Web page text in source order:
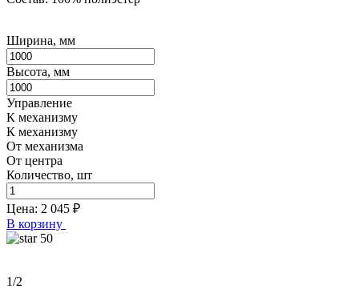
Ширина, мм
Высота, мм
Управление
К механизму
К механизму
От механизма
От центра
Количество, шт
Цена: 2 045 ₽
В корзину
50
1/2